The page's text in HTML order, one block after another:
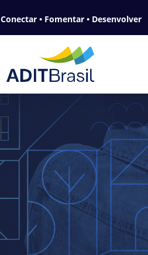
Conectar • Fomentar • Desenvolver